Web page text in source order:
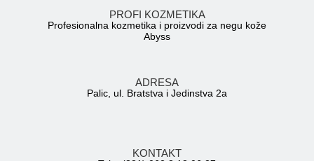
PROFI KOZMETIKA
Profesionalna kozmetika i proizvodi za negu kože
Abyss
ADRESA
Palic, ul. Bratstva i Jedinstva 2a
KONTAKT